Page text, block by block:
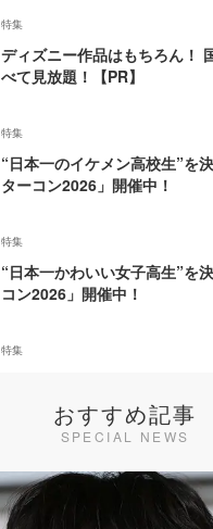
特集
ディズニー作品はもちろん！
べて見放題！【PR】
特集
“日本一のイケメン高校生”を
ターコン2026」開催中！
特集
“日本一かわいい女子高生”を
コン2026」開催中！
特集
おすすめ記事
SPECIAL NEWS